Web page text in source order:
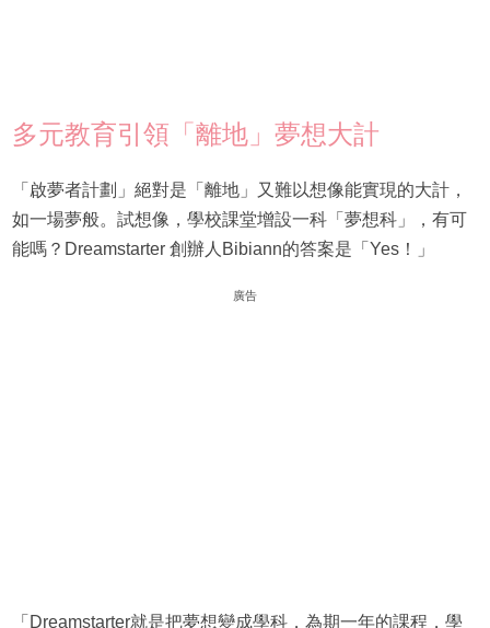
多元教育引領「離地」夢想大計
「啟夢者計劃」絕對是「離地」又難以想像能實現的大計，
如一場夢般。試想像，學校課堂增設一科「夢想科」，有可
能嗎？Dreamstarter 創辦人Bibiann的答案是「Yes！」
廣告
「Dreamstarter就是把夢想變成學科，為期一年的課程，學